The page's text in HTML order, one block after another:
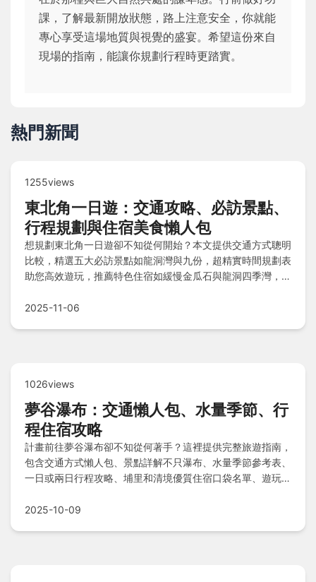
課，了解最新開放狀態，路上注意安全，你就能
專心享受這場地質與視覺的盛宴。希望這份來自
現場的指南，能讓你規劃行程時更踏實。
熱門新聞
1255views
東北角一日遊：交通攻略、必訪景點、
行程規劃與住宿美食懶人包
想規劃東北角一日遊卻不知從何開始？本文提供交通方式聰明
比較，精選五大必訪景點如龍洞灣與九份，超精實時間規劃表
助您高效遊玩，推薦特色住宿如緩慢金瓜石與龍洞四季灣，還
度及雨天備案等常見疑問，讓您輕鬆享受完美旅程不留遺憾！
2025-11-06
1026views
夢谷瀑布：交通懶人包、水量季節、行
程住宿攻略
計畫前往夢谷瀑布卻不知從何著手？這裡提供完整旅遊指南，
包含交通方式懶人包、景點詳解不只瀑布、水量季節參考表、
一日或兩日行程攻略、埔里和清境優質住宿口袋名單、遊玩必
輕鬆規劃完美之旅。
2025-10-09